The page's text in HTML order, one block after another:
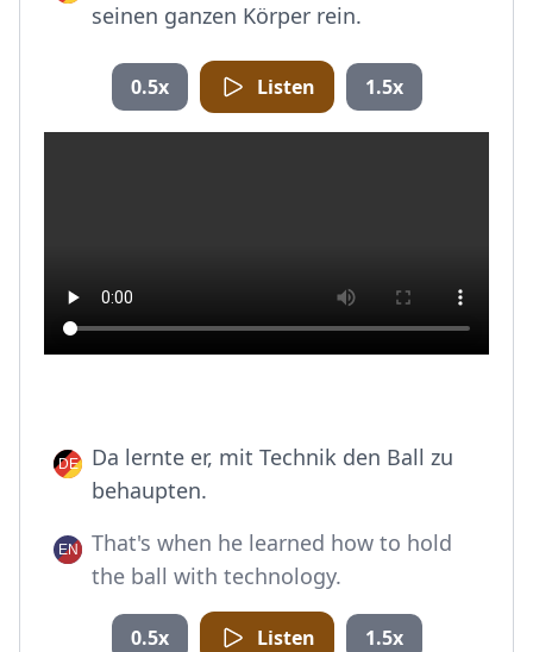
seinen ganzen Körper rein.
0.5x Listen 1.5x
Da lernte er, mit Technik den Ball zu
behaupten.
That's when he learned how to hold
the ball with technology.
0.5x Listen 1.5x